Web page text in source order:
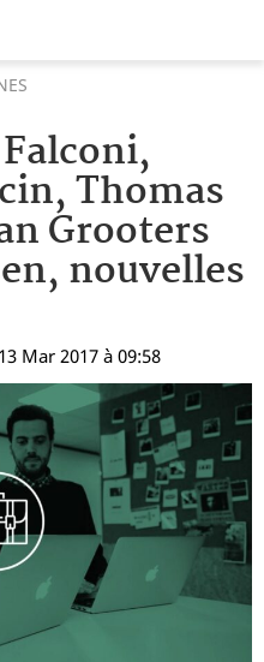
Thomas
Grooters
nouvelles
Mar 2017 à 09:58